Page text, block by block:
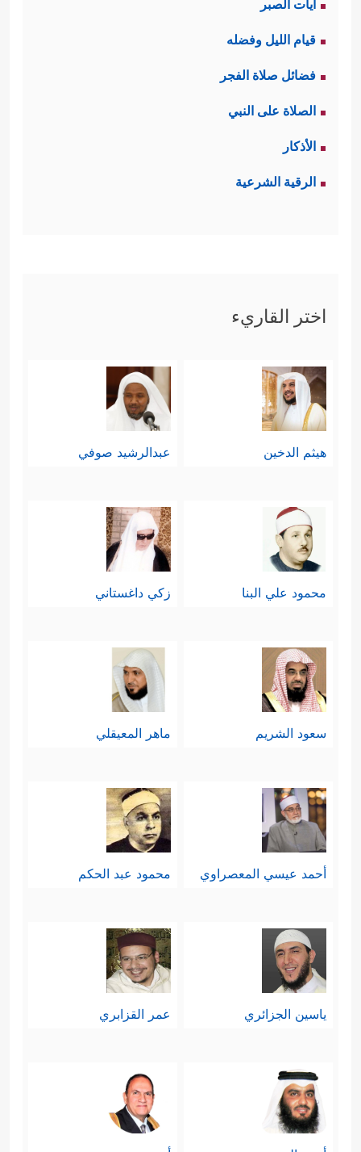
آيات الصبر
قيام الليل وفضله
فضائل صلاة الفجر
الصلاة على النبي
الأذكار
الرقية الشرعية
اختر القاريء
هيثم الدخين عبدالرشيد صوفي
محمود علي البنا زكي داغستاني
سعود الشريم ماهر المعيقلي
أحمد عيسي المعصراوي محمود عبد الحكم
ياسين الجزائري عمر القزابري